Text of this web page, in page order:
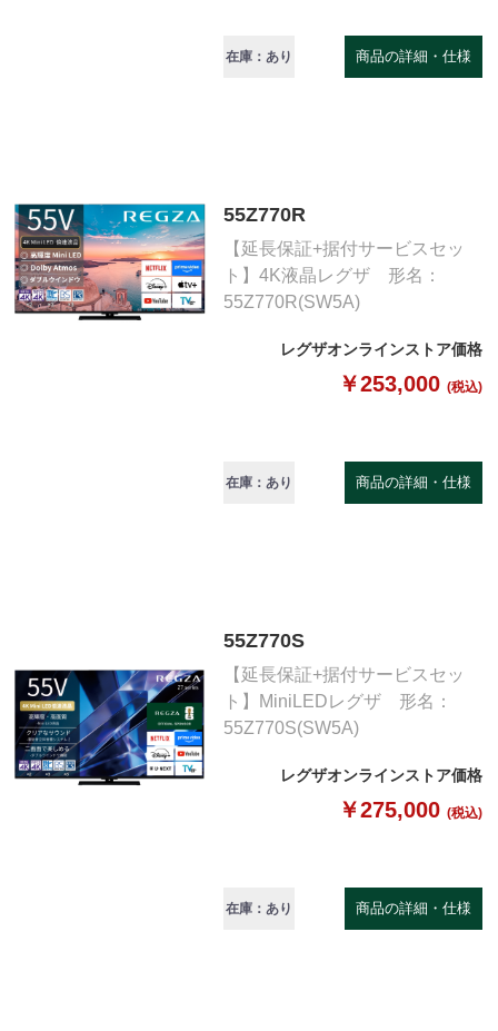
在庫：あり 商品の詳細・仕様
55Z770R
【延長保証+据付サービスセッ
ト】4K液晶レグザ 形名：
55Z770R(SW5A)
レグザオンラインストア価格
￥253,000 (税込)
在庫：あり 商品の詳細・仕様
55Z770S
【延長保証+据付サービスセッ
ト】MiniLEDレグザ 形名：
55Z770S(SW5A)
レグザオンラインストア価格
￥275,000 (税込)
在庫：あり 商品の詳細・仕様